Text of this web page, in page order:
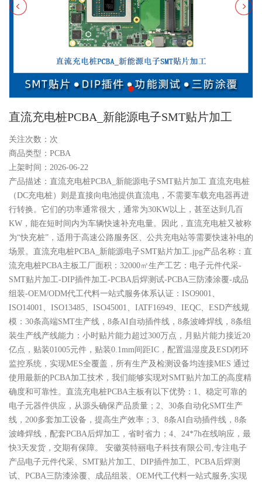
直流充电桩PCBA_新能源电子SMT贴片加工
关注次数： 次
商品类型：PCBA
上架时间：2026-06-22
产品描述：直流充电桩PCBA_新能源电子SMT贴片加工 直流充电桩
（DC充电桩）则是直接向电池提供直流电，不需要车载充电器再进
行转换。它们的功率通常很大，通常为30KW以上，甚至达到几百
KW，能在短时间内为车辆快速补充电量。因此，直流充电桩又被称
为“快充桩”，适用于高速公路服务区、公共充电站等需要快速补电的
场景。直流充电桩PCBA_新能源电子SMT贴片加工.jpg产品名称：直
流充电桩PCBA主板工厂面积：32000㎡生产工艺：电子元件代采-
SMT贴片加工-DIP插件加工-PCBA后焊测试-PCBA三防漆涂覆-成品
组装-OEM/ODM代工代料一站式服务体系认证：ISO9001、
ISO14001、ISO13485、ISO45001、IATF16949、IEQC、ESD产线规
模：30条高端SMT生产线，8条AI自动插件线，8条波峰焊线，8条组
装生产线产线能力：小时贴片能力超过300万点，月贴片能力接近20
亿点，贴装01005元件，贴装0.1mm间距IC，配置温湿度及ESD闭环
监控系统，实现MES全覆盖，所有生产及检测设备均连接MES 通过
使用最新的PCBA加工​技术，我们能够实现对SMT贴片加工的高度精
确度和可靠性。直流充电桩PCBA主板有以下优势：1、稳定可靠的
电子元器件供应，从源头确保产品质量；2、30条自动化SMT生产
线，200多套加工设备，提高生产效率；3、8条AI自动插件线，8条
波峰焊线，配套PCBA后焊加工，省时省力；4、24*7h在线响应，最
快3天发货，交期有保障。 安徽英特丽电子科技有限公司,专注电子
产品电子元件代采、SMT贴片加工、DIP插件加工、PCBA后焊测
试、PCBA三防漆涂覆、成品组装、OEM代工代料一站式服务,实现